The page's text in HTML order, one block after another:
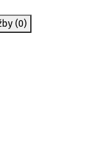
(0)